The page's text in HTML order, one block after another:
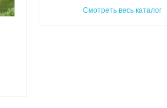
Смотреть весь каталог